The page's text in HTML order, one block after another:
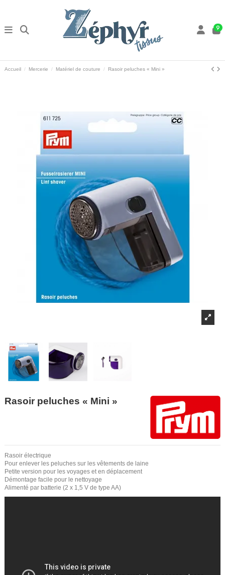
9
Accueil Mercerie Matériel de couture Rasoir peluches « Mini »
Rasoir peluches « Mini »
Rasoir électrique
Pour enlever les peluches sur les vêtements de laine
Petite version pour les voyages et en déplacement
Démontage facile pour le nettoyage
Alimenté par batterie (2 x 1,5 V de type AA)